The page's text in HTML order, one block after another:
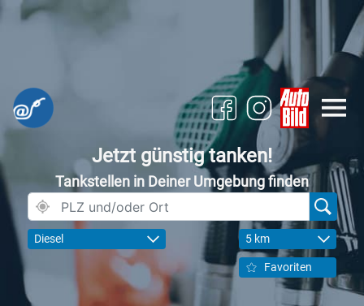
Jetzt günstig tanken!
Tankstellen in Deiner Umgebung finden
Diesel 5 km
Favoriten